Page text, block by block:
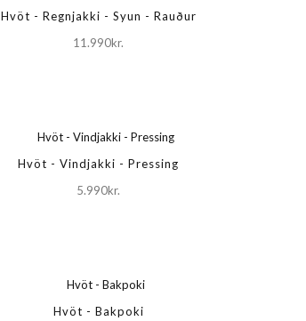
Hvöt - Regnjakki - Syun - Rauður
11.990kr.
Hvöt - Vindjakki - Pressing
5.990kr.
Hvöt - Bakpoki